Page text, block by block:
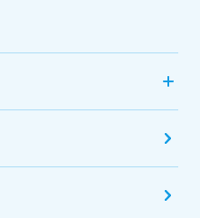
ま
報告書